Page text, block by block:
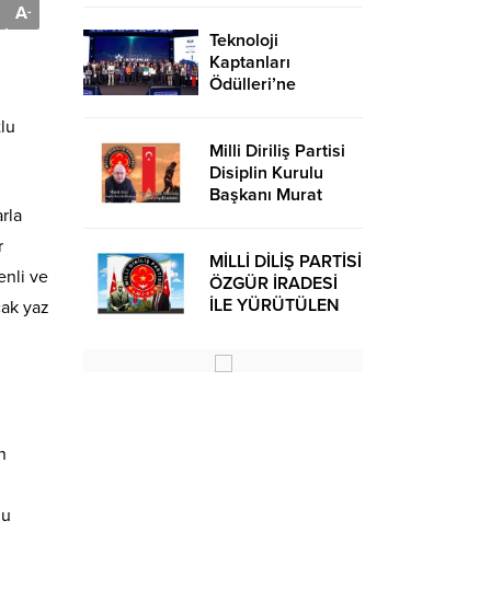
A-
ve
yaz
UZAK TUTUMUŞ
OLACAKTIR
Teknoloji
Kaptanları
Ödülleri’ne
Milli Diriliş Partisi
Disiplin Kurulu
Başkanı Murat
Basın Açıklaması
MİLLİ DİLİŞ PARTİSİ
ÖZGÜR İRADESİ
İLE YÜRÜTÜLEN
OLUŞUMUDUR